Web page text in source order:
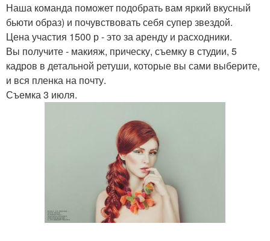
Наша команда поможет подобрать вам яркий вкусный
бьюти образ) и почувствовать себя супер звездой.
Цена участия 1500 р - это за аренду и расходники.
Вы получите - макияж, прическу, съемку в студии, 5
кадров в детальной ретуши, которые вы сами выберите,
и вся пленка на почту.
Съемка 3 июля.